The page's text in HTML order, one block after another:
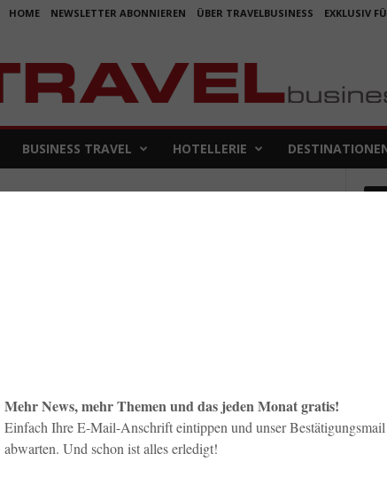
HOME NEWSLETTER ABONNIEREN ÜBER TRAVELBUSINESS EXKLUSIV
BUSINESS TRAVEL HOTELLERIE
5.
4.
3.